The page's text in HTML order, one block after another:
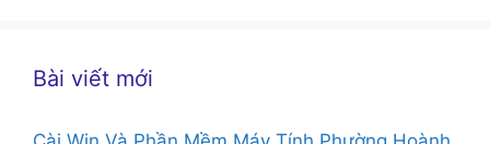
Bài viết mới